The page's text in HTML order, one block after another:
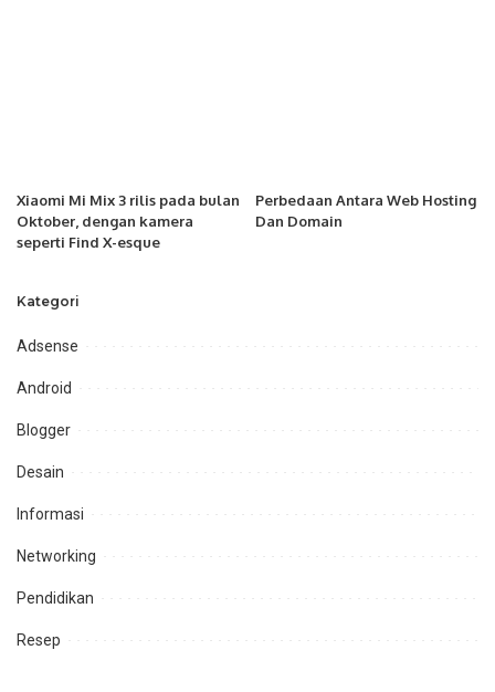
Xiaomi Mi Mix 3 rilis pada bulan
Oktober, dengan kamera
seperti Find X-esque
Perbedaan Antara Web Hosting
Dan Domain
Kategori
Adsense
Android
Blogger
Desain
Informasi
Networking
Pendidikan
Resep